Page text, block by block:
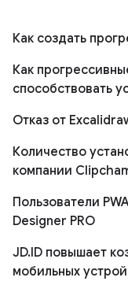
Как создать
Как
способствовать
Отказ от
Количество
компании
Пользователи
Designer PRO
JD.ID повышает
мобильных